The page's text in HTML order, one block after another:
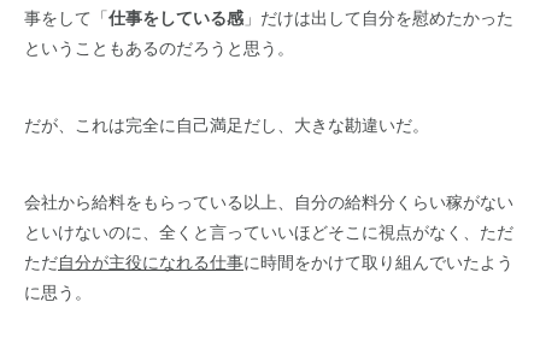
事をして「仕事をしている感 」だけは出して自分を慰めたかった
ということもあるのだろうと思う。
だが、これは完全に自己満足だし、大きな勘違いだ。
会社から給料をもらっている以上、自分の給料分くらい稼がない
といけないのに、全くと言っていいほどそこに視点がなく、ただ
ただ自分が主役になれる仕事に時間をかけて取り組んでいたよう
に思う。